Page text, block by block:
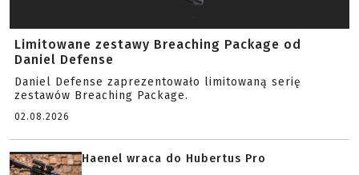
Limitowane zestawy Breaching Package od
Daniel Defense
Daniel Defense zaprezentowało limitowaną serię
zestawów Breaching Package.
02.08.2026
Haenel wraca do Hubertus Pro